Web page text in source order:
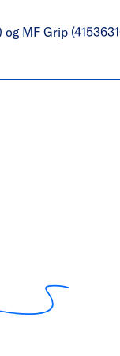
MF Grip